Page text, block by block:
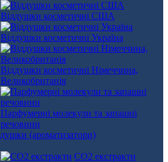
Віддушки косметичні США
Віддушки косметичні Україна
Віддушки косметичні Німеччина,
Великобританія
Парфумерні молекули та запашні
речовини
СО2 екстракти